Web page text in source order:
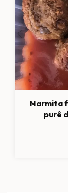
Marmita
purê